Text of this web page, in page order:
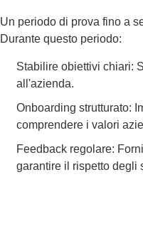
Un periodo di prova fino a
Durante questo periodo:
Stabilire obiettivi chiari:
all'azienda.
Onboarding strutturato:
comprendere i valori
Feedback regolare:
garantire il rispetto degli